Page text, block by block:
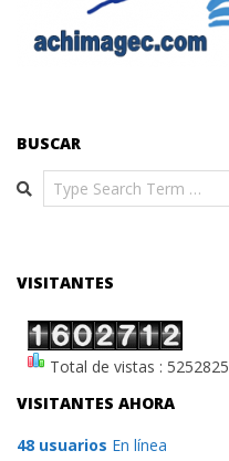
BUSCAR
Search
VISITANTES
Total de vistas : 5252825
VISITANTES AHORA
48 usuarios En línea